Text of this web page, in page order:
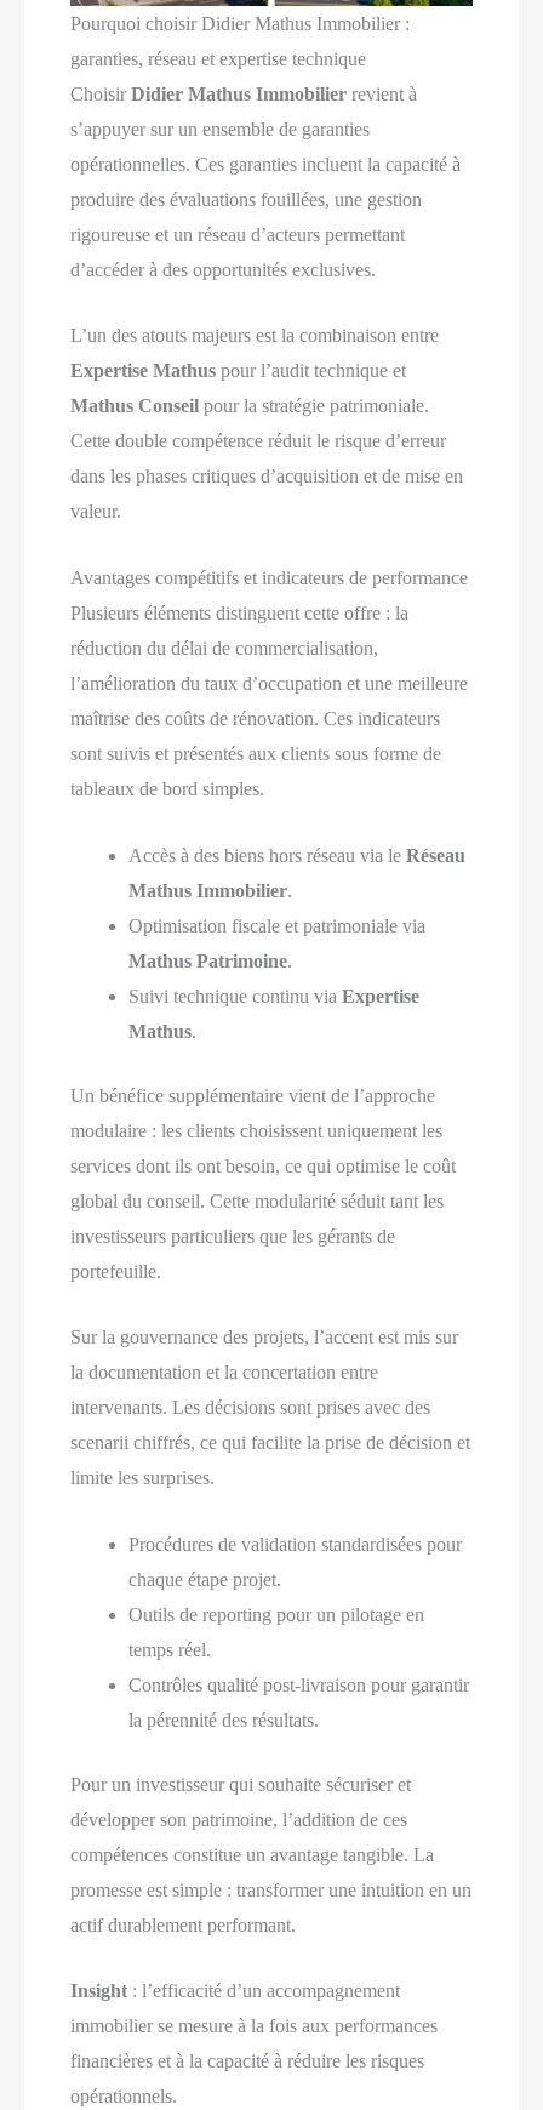
Pourquoi choisir Didier Mathus Immobilier :
garanties, réseau et expertise technique
ChoisirDidier Mathus Immobilier revient à
s’appuyer sur un ensemble de garanties
opérationnelles. Ces garanties incluent la capacité à
produire des évaluations fouillées, une gestion
rigoureuse et un réseau d’acteurs permettant
d’accéder à des opportunités exclusives.
L’un des atouts majeurs est la combinaison entre
Expertise Mathus pour l’audit technique et
Mathus Conseil pour la stratégie patrimoniale.
Cette double compétence réduit le risque d’erreur
dans les phases critiques d’acquisition et de mise en
valeur.
Avantages compétitifs et indicateurs de performance
Plusieurs éléments distinguent cette offre : la
réduction du délai de commercialisation,
l’amélioration du taux d’occupation et une meilleure
maîtrise des coûts de rénovation. Ces indicateurs
sont suivis et présentés aux clients sous forme de
tableaux de bord simples.
Accès à des biens hors réseau via leRéseau
Mathus Immobilier.
Optimisation fiscale et patrimoniale via
Mathus Patrimoine.
Suivi technique continu viaExpertise
Mathus.
Un bénéfice supplémentaire vient de l’approche
modulaire : les clients choisissent uniquement les
services dont ils ont besoin, ce qui optimise le coût
global du conseil. Cette modularité séduit tant les
investisseurs particuliers que les gérants de
portefeuille.
Sur la gouvernance des projets, l’accent est mis sur
la documentation et la concertation entre
intervenants. Les décisions sont prises avec des
scenarii chiffrés, ce qui facilite la prise de décision et
limite les surprises.
Procédures de validation standardisées pour
chaque étape projet.
Outils de reporting pour un pilotage en
temps réel.
Contrôles qualité post-livraison pour garantir
la pérennité des résultats.
Pour un investisseur qui souhaite sécuriser et
développer son patrimoine, l’addition de ces
compétences constitue un avantage tangible. La
promesse est simple : transformer une intuition en un
actif durablement performant.
Insight : l’efficacité d’un accompagnement
immobilier se mesure à la fois aux performances
financières et à la capacité à réduire les risques
opérationnels.